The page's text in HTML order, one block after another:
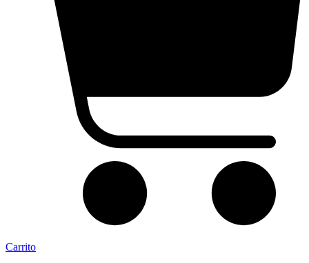
Carrito